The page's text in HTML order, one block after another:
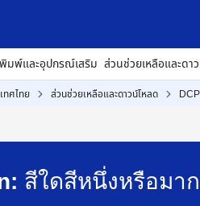
มพ์และอุปกรณ์เสริม ส่วนช่วยเหลือและดา
ทศไทย ส่วนช่วยเหลือและดาวน์โหลด
สีใดสีหนึ่งหรือมา